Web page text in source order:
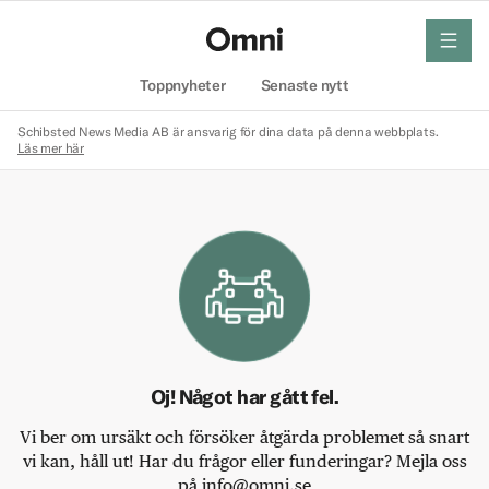
Toppnyheter Senaste nytt
meny
Schibsted News Media AB är ansvarig för dina data på denna webbplats.
Läs mer här
Oj! Något har gått fel.
Vi ber om ursäkt och försöker åtgärda problemet så snart
vi kan, håll ut! Har du frågor eller funderingar? Mejla oss